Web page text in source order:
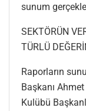
sunum
SEKTÖRÜN
TÜRLÜ
Raporların
Başkanı
Kulübü